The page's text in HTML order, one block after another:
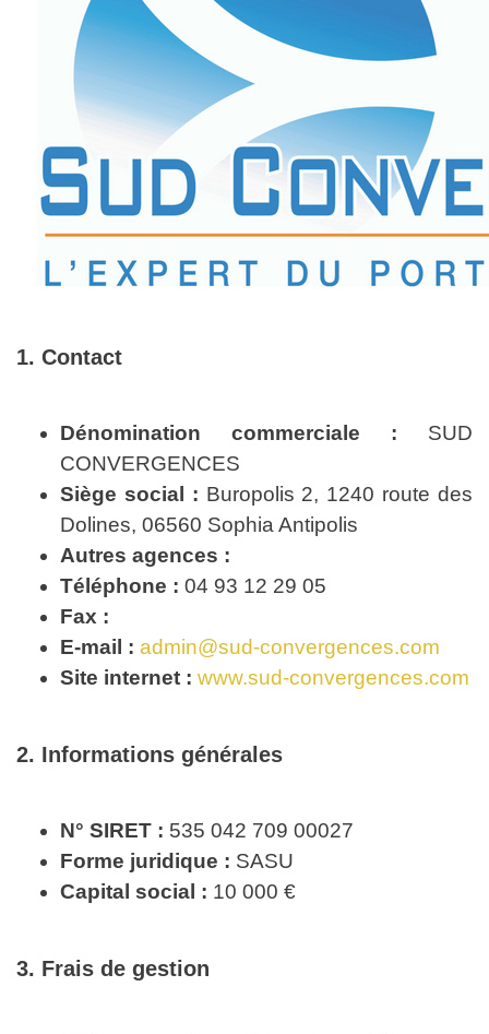
1. Contact
Dénomination commerciale : SUD
CONVERGENCES
Siège social : Buropolis 2, 1240 route des
Dolines, 06560 Sophia Antipolis
Autres agences :
Téléphone : 04 93 12 29 05
Fax :
E-mail : admin@sud-convergences.com
Site internet : www.sud-convergences.com
2. Informations générales
N° SIRET : 535 042 709 00027
Forme juridique : SASU
Capital social : 10 000 €
3. Frais de gestion